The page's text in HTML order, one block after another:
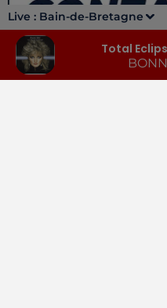
Live : Bain-de-Bretagne
Total